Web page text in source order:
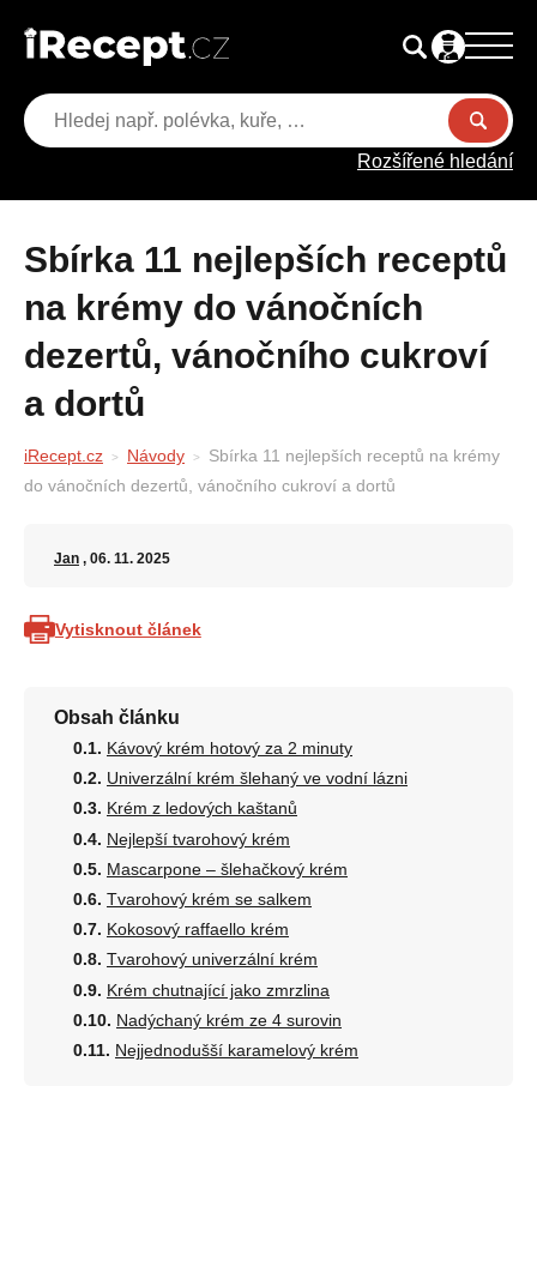
Rozšířené hledání
Sbírka 11 nejlepších receptů
na krémy do vánočních
dezertů, vánočního cukroví
a dortů
iRecept.cz Návody
Sbírka 11 nejlepších receptů na krémy
do vánočních dezertů, vánočního cukroví a dortů
Jan , 06. 11. 2025
Vytisknout článek
Obsah článku
Kávový krém hotový za 2 minuty
Univerzální krém šlehaný ve vodní lázni
Krém z ledových kaštanů
Nejlepší tvarohový krém
Mascarpone – šlehačkový krém
Tvarohový krém se salkem
Kokosový raffaello krém
Tvarohový univerzální krém
Krém chutnající jako zmrzlina
Nadýchaný krém ze 4 surovin
Nejjednodušší karamelový krém